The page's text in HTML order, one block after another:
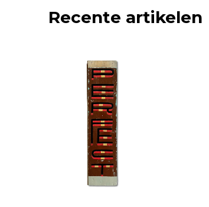
Recente artikelen